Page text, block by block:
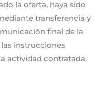
la oferta, haya sido
transferencia y
final de la
las instrucciones
actividad contratada.